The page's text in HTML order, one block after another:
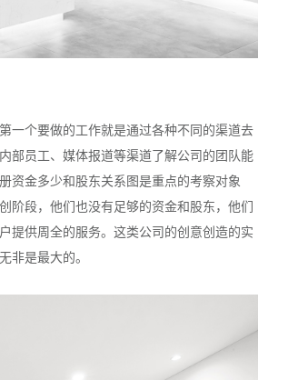
一个要做的工作就是通过各种不同的渠道去
部员工、媒体报道等渠道了解公司的团队能
资金多少和股东关系图是重点的考察对象
阶段，他们也没有足够的资金和股东，他们
提供周全的服务。这类公司的创意创造的实
非是最大的。